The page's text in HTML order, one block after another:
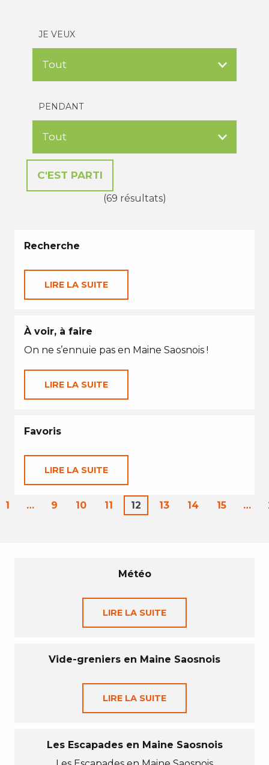
JE VEUX
PENDANT
(69 résultats)
Recherche
LIRE LA SUITE
À voir, à faire
On ne s’ennuie pas en Maine Saosnois !
LIRE LA SUITE
Favoris
LIRE LA SUITE
1 … 9 10 11 12 13 14 15 …
Météo
LIRE LA SUITE
Vide-greniers en Maine Saosnois
LIRE LA SUITE
Les Escapades en Maine Saosnois